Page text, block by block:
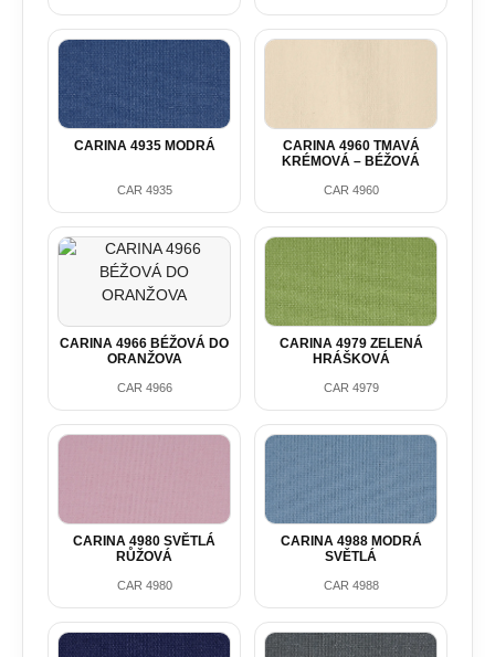
CARINA 4935 MODRÁ
CAR 4935
CARINA 4960 TMAVÁ
KRÉMOVÁ – BÉŽOVÁ
CAR 4960
CARINA 4966 BÉŽOVÁ DO
ORANŽOVA
CAR 4966
CARINA 4979 ZELENÁ
HRÁŠKOVÁ
CAR 4979
CARINA 4980 SVĚTLÁ
RŮŽOVÁ
CAR 4980
CARINA 4988 MODRÁ
SVĚTLÁ
CAR 4988